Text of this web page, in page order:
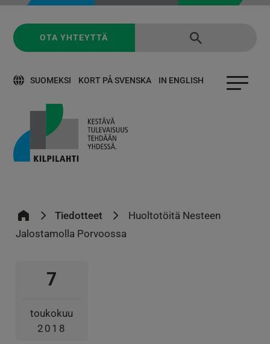
SUOMEKSI KORT PÅ SVENSKA IN ENGLISH
OTA YHTEYTTÄ
Tiedotteet
Huoltotöitä Nesteen
Jalostamolla Porvoossa
7
toukokuu
2018